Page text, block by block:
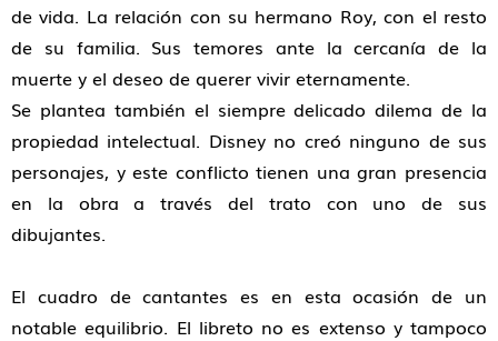
de vida. La relación con su hermano Roy, con el resto
de su familia. Sus temores ante la cercanía de la
muerte y el deseo de querer vivir eternamente.
Se plantea también el siempre delicado dilema de la
propiedad intelectual. Disney no creó ninguno de sus
personajes, y este conflicto tienen una gran presencia
en la obra a través del trato con uno de sus
dibujantes.
El cuadro de cantantes es en esta ocasión de un
notable equilibrio. El libreto no es extenso y tampoco